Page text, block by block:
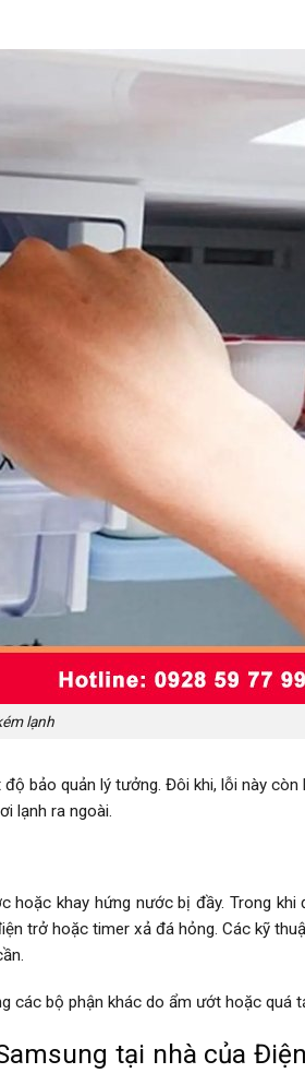
lạnh
bảo quản lý tưởng. Đôi khi, lỗi này còn
lạnh ra ngoài.
khay hứng nước bị đầy. Trong khi
trở hoặc timer xả đá hỏng. Các kỹ
các bộ phận khác do ẩm ướt hoặc quá
tại nhà của